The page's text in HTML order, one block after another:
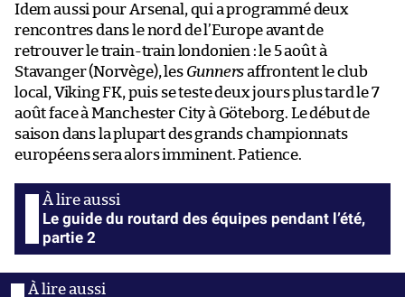
Idem aussi pour Arsenal, qui a programmé deux
rencontres dans le nord de l’Europe avant de
retrouver le train-train londonien : le 5 août à
Stavanger (Norvège), les Gunnersaffrontent le club
local, Viking FK, puis se teste deux jours plus tard le 7
août face à Manchester City à Göteborg. Le début de
saison dans la plupart des grands championnats
européens sera alors imminent. Patience.
Le guide du routard des équipes pendant l’été,
partie 2